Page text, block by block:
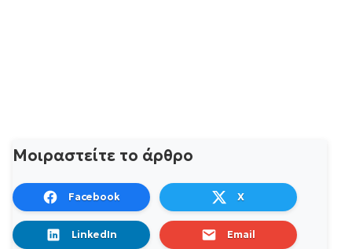
Μοιραστείτε το άρθρο
Facebook X
LinkedIn Email